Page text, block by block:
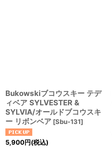
Bukowskiブコウスキー テデ
ィベア SYLVESTER &
SYLVIA/オールドブコウスキ
ー リボンベア [Sbu-131]
5,900円(税込)